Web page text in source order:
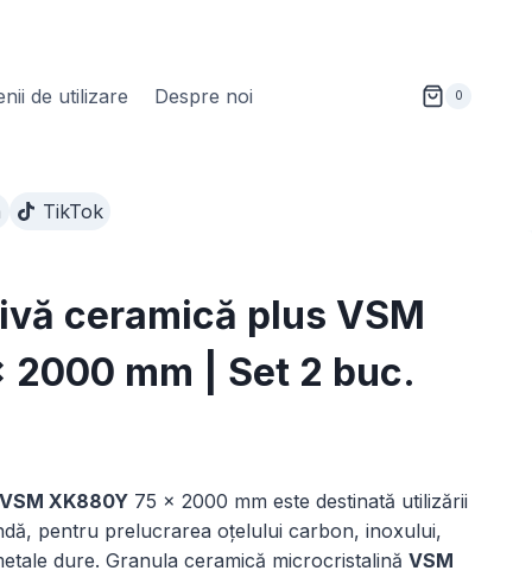
de utilizare Despre noi 0
TikTok
ceramică plus VSM
2000 mm | Set 2 buc.
lei
XK880Y75 × 2000 mm este destinată utilizării
pentru prelucrarea oțelului carbon, inoxului,
dure. Granula ceramică microcristalină VSM